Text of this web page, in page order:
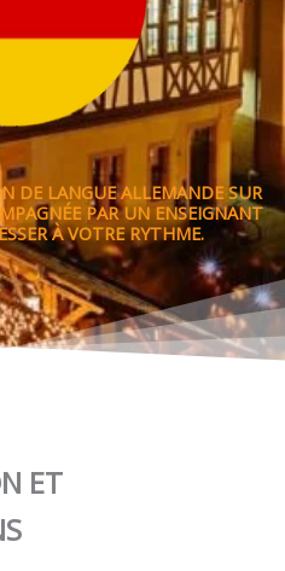
DE LANGUE ALLEMANDE SUR
PAR UN ENSEIGNANT
À VOTRE RYTHME.
ET